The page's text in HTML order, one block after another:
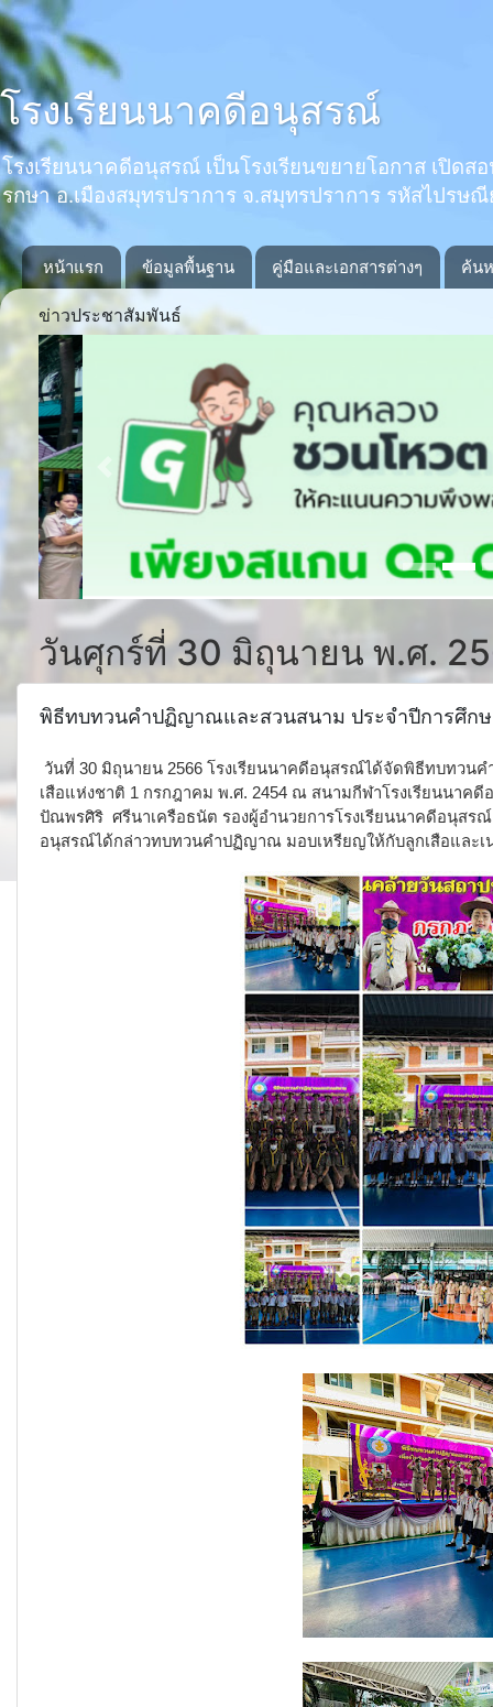
โรงเรียนนาคดีอนุสรณ์
โรงเรียนนาคดีอนุสรณ์ เป็นโรงเรียนขยายโอกาส เปิ
รกษา อ.เมืองสมุทรปราการ จ.สมุทรปราการ รหัสไปรษ
หน้าแรก ข้อมูลพื้นฐาน คู่มือและเอกสารต่างๆ ค้น
ข่าวประชาสัมพันธ์
Previous
วันศุกร์ที่ 30 มิถุนายน พ.ศ.
พิธีทบทวนคำปฏิญาณและสวนสนาม ประจำปีการศึกษ
วันที่ 30 มิถุนายน 2566 โรงเรียนนาคดีอนุสรณ์ได้จัดพิธีทบทว
เสือแห่งชาติ 1 กรกฎาคม พ.ศ. 2454 ณ สนามกีฬาโรงเรียนนาค
ปัณพรศิริ ศรีนาเครือธนัต รองผู้อำนวยการโรงเรียนนาคดีอนุสร
อนุสรณ์ได้กล่าวทบทวนคำปฏิญาณ มอบเหรียญให้กับลูกเสือและ